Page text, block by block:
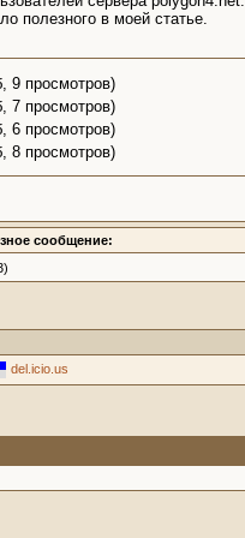
полезного в моей статье.
9 просмотров)
7 просмотров)
6 просмотров)
8 просмотров)
сообщение:
del.icio.us